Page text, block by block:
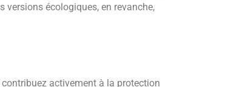
écologiques, en revanche,
activement à la protection